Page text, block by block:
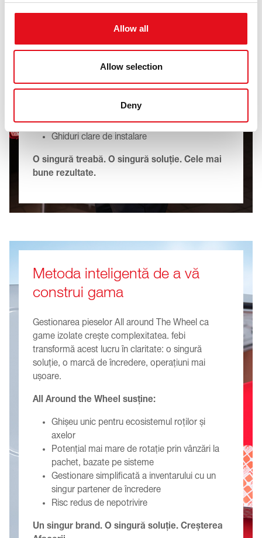
Allow all
Allow selection
Deny
Reparațiile reale ating adesea mai multe categorii
de produse - ce ușurare să le găsești pe toate de
Componente cu potrivire precisă
Reducerea efortului de aprovizionare și mai
Ghiduri clare de instalare
Metoda inteligentă de a vă
construi gama
Gestionarea pieselor All around The Wheel ca
game izolate crește complexitatea. febi
transformă acest lucru în claritate: o singură
ușoare.
All Around the Wheel susține:
Ghișeu unic pentru ecosistemul roților și
axelor
Potențial mai mare de rotație prin vânzări la
pachet, bazate pe sisteme
Gestionare simplificată a inventarului cu un
Risc redus de nepotrivire